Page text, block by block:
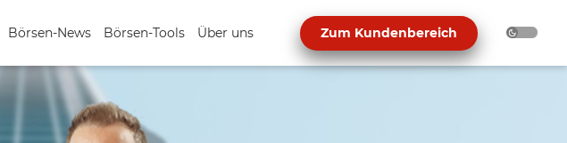
Börsen-News Börsen-Tools Über uns Zum Kundenbereich